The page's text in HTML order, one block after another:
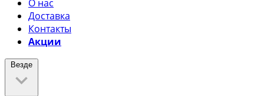
О нас
Доставка
Контакты
Акции
Везде